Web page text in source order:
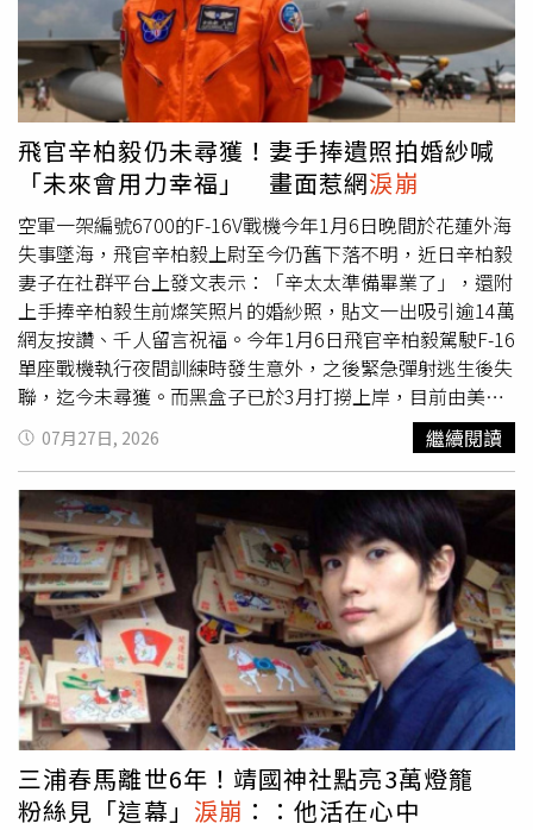
在醫院探視期間，咪將一度靜靜凝視著她許久，之後又將目
光望向上方，讓她心中浮現不祥預感。晚間再次接獲醫院通
知時，醫師表示咪將下肢血液循環惡化，體溫持續下降，情
況並不樂觀，希望家屬做好心理準備。唐綺陽發文痛別愛
貓。（圖／翻攝臉書／唐綺陽）她透露，自己曾聯繫熟識的
娜亞老師到院陪伴，對方也向她轉述咪將希望她不要難過，
並表示自己會勇敢面對。當晚返家後，她始終無法入睡，手
機也維持開機狀態，擔心隨時接到醫院來電。直到隔天清晨
4時40分左右，她接獲助理通知咪將休克，趕赴醫院後，醫
師告知咪將已於4時55分離世。她感嘆，從發病到過世不到
12小時，自己瞬間從擁有愛貓陪伴的人，變成必須面對失去
的孤單，「時光為什麼會過去？人為什麼會年老？貓為什麼
一定要死？此刻的我好無助，又好無奈啊。」唐綺陽表示，
咪將近幾個月因體重持續下降，曾多次就醫檢查並依照醫囑
服藥，但仍無法阻止病情急轉直下。她形容，咪將彷彿選擇
在自己返家後才發病，不願讓家人看見牠長時間受苦，也不
願拖著病體離開。她指出，在咪將離世後，助理立即協助安
排後事，並於當天完成告別式及火化，最後將骨灰帶回家。
她也分享，自己曾透過塔羅牌詢問是否該帶咪將回家，抽到
象徵家庭團聚的牌面，因此決定讓陪伴自己15年的咪將繼續
留在家中。唐綺陽最後感性表示，人生充滿無常，即使早已
知道終究會面臨離別，真正經歷時仍令人難以承受。她也希
望藉由分享咪將離世的消息，提醒大家珍惜每一次相聚的時
光，因為沒有人能預料，哪一次平凡的相見，會成為最後一
次。
飛官辛柏毅仍未尋獲！妻手捧遺照拍婚紗喊
「未來會用力幸福」 畫面惹網淚崩
空軍一架編號6700的F-16V戰機今年1月6日晚間於花蓮外海
失事墜海，飛官辛柏毅上尉至今仍舊下落不明，近日辛柏毅
妻子在社群平台上發文表示：「辛太太準備畢業了」，還附
上手捧辛柏毅生前燦笑照片的婚紗照，貼文一出吸引逾14萬
網友按讚、千人留言祝福。今年1月6日飛官辛柏毅駕駛F-16
單座戰機執行夜間訓練時發生意外，之後緊急彈射逃生後失
聯，迄今未尋獲。而黑盒子已於3月打撈上岸，目前由美方
持續進行解析，釐清失事原因。辛柏毅妻子25日深夜在
Threads上PO出身穿美麗的白色婚紗，手中緊擁著辛柏毅生
前歡顏的照片，她表示：「我想把你留下，也想把『我們』
留下，這是最後一件替『我們』實現的浪漫，我要當你的新
娘，也一直期待在你身旁穿上漂亮的禮服；我想聽你稱讚我
很漂亮，也叨念我該減肥了。」她也在文中盡情抒發對丈夫
的思念，問道：「這一路走來我有讓你安心了嗎？」更提及
未來會用力幸福，「辛太太準備畢業了，從今往後我是你永
遠的湘湘寶，能成為你青春的人生伴侶真美好。」貼文曝光
後不少網友都紛紛在底下留言祝福，「他一定也希望妳好好
過日子」、「願你永遠幸福」、「妳好勇敢也好漂亮，祝福
妳未來一切都很美好」、「祝妳接下來的人生健康平安順利
幸福」。
07月27日, 2026 繼續閱讀
三浦春馬離世6年！靖國神社點亮3萬燈籠
粉絲見「這幕」 淚崩 ：：他活在心中